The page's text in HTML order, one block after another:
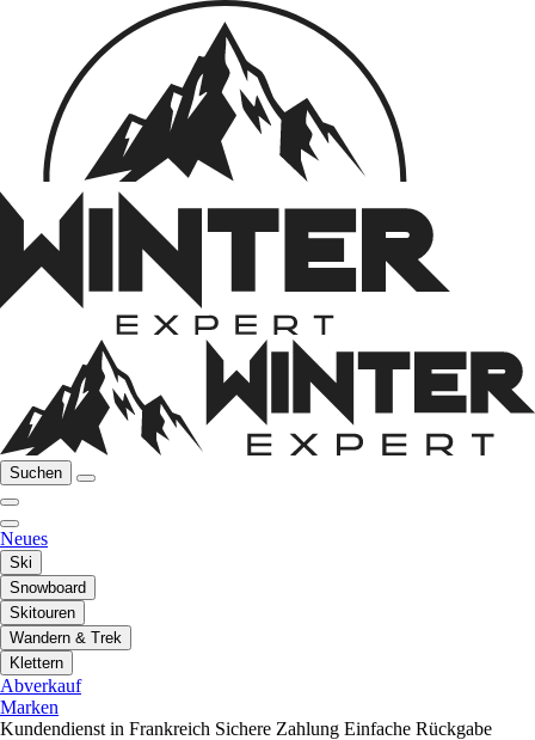
Suchen
Neues
Ski
Snowboard
Skitouren
Wandern & Trek
Klettern
Abverkauf
Marken
Kundendienst in Frankreich Sichere Zahlung Einfache Rückgabe